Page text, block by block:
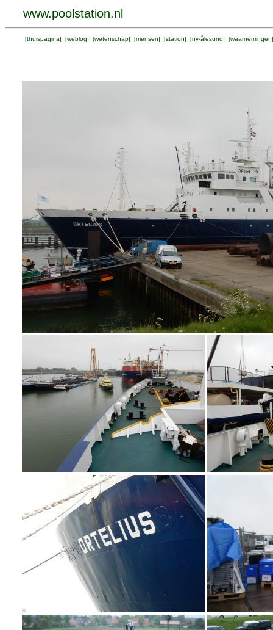
www.poolstation.nl
[thuispagina] [weblog] [wetenschap] [mensen] [station] [ny-ålesund] [waarnemingen